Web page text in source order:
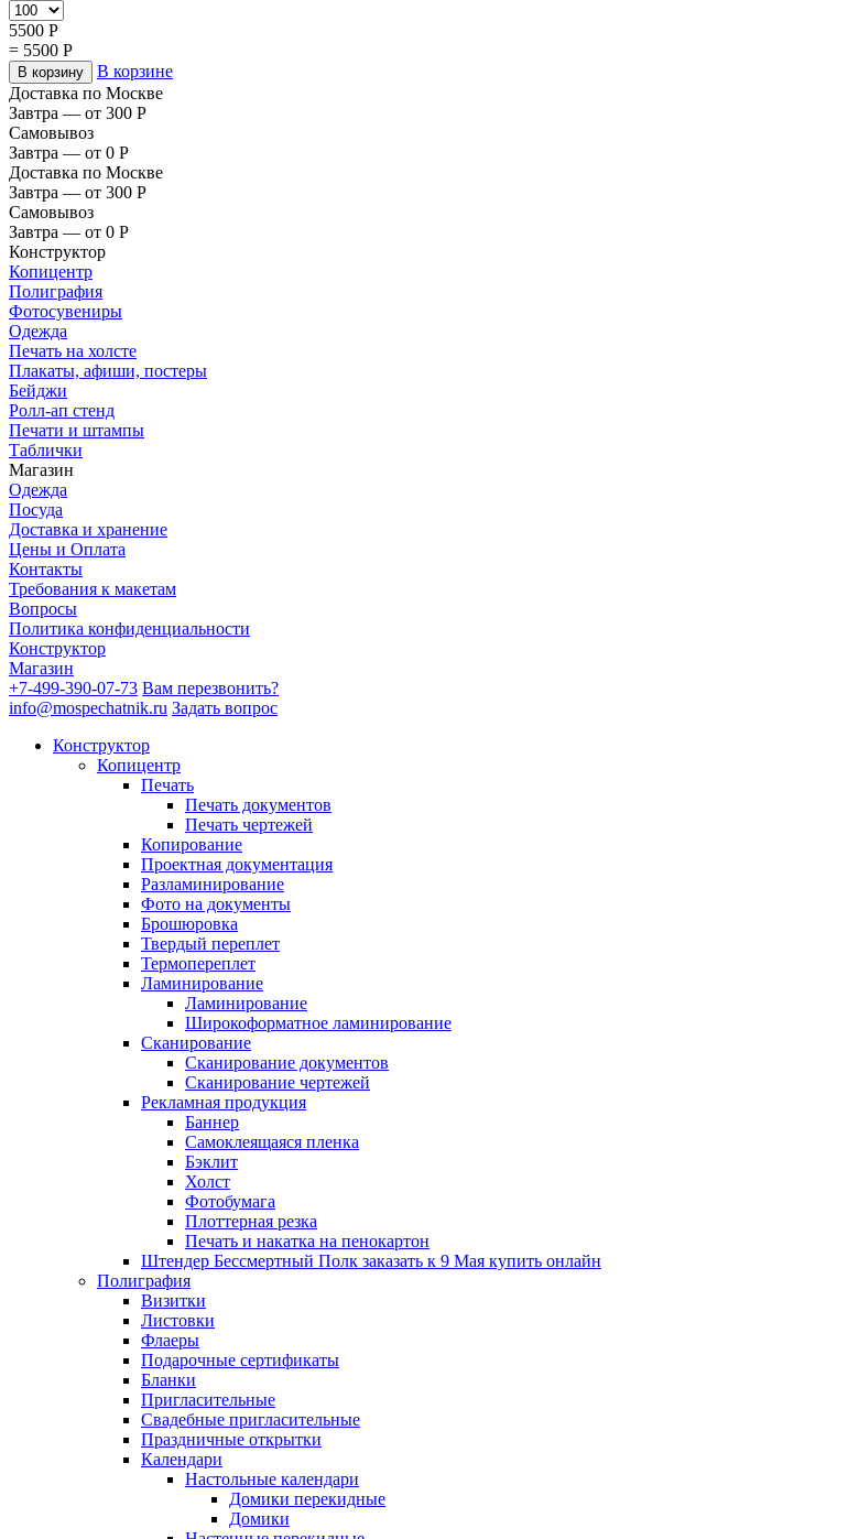
5500 Р
= 5500 Р
В корзину
В корзине
Доставка по Москве
Завтра — от 300 Р
Самовывоз
Завтра — от 0 Р
Доставка по Москве
Завтра — от 300 Р
Самовывоз
Завтра — от 0 Р
Конструктор
Копицентр
Полиграфия
Фотосувениры
Одежда
Печать на холсте
Плакаты, афиши, постеры
Бейджи
Ролл-ап стенд
Печати и штампы
Таблички
Магазин
Одежда
Посуда
Доставка и хранение
Цены и Оплата
Контакты
Требования к макетам
Вопросы
Политика конфиденциальности
Конструктор
Магазин
+7-499-390-07-73 Вам перезвонить?
info@mospechatnik.ru Задать вопрос
Конструктор
Копицентр
Печать
Печать документов
Печать чертежей
Копирование
Проектная документация
Разламинирование
Фото на документы
Брошюровка
Твердый переплет
Термопереплет
Ламинирование
Ламинирование
Широкоформатное ламинирование
Сканирование
Сканирование документов
Сканирование чертежей
Рекламная продукция
Баннер
Самоклеящаяся пленка
Бэклит
Холст
Фотобумага
Плоттерная резка
Печать и накатка на пенокартон
Штендер Бессмертный Полк заказать к 9 Мая купить онлайн
Полиграфия
Визитки
Листовки
Флаеры
Подарочные сертификаты
Бланки
Пригласительные
Свадебные пригласительные
Праздничные открытки
Календари
Настольные календари
Домики перекидные
Домики